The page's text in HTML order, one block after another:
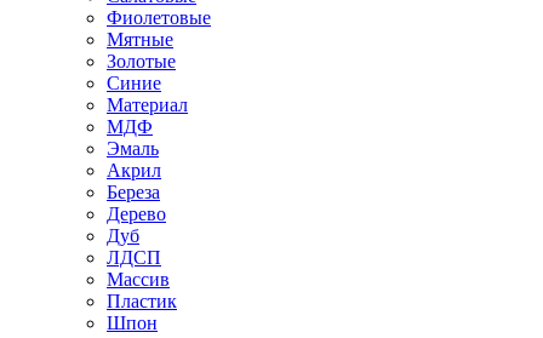
Фиолетовые
Мятные
Золотые
Синие
Материал
МДФ
Эмаль
Акрил
Береза
Дерево
Дуб
ЛДСП
Массив
Пластик
Шпон